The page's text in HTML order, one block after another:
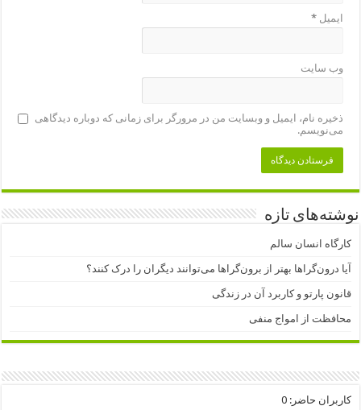
ایمیل*
وب‌ سایت
ذخیره نام، ایمیل و وبسایت من در مرورگر برای زمانی که دوباره دیدگاهی
می‌نویسم.
نوشته‌های تازه
کارگاه انسان سالم
آیا درون‌گراها بهتر از برون‌گراها می‌توانند دیگران را درک کنند؟
قانون پارتو و کاربرد آن در زندگی
محافظت از امواج منفی
کاربران حاضر:0